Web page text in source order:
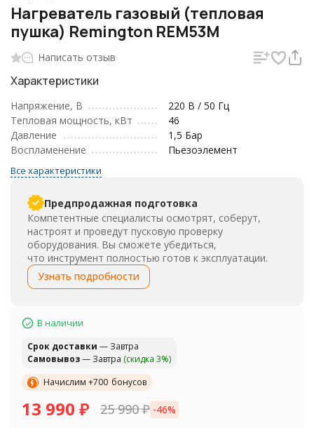
Нагреватель газовый (тепловая
пушка) Remington REM53M
Написать отзыв
Характеристики
Напряжение, В
220 В / 50 Гц
Тепловая мощность, кВт
46
Давление
1,5 Бар
Воспламенение
Пьезоэлемент
Все характеристики
Предпродажная подготовка
Компетентные специалисты осмотрят, соберут,
настроят и проведут пусковую проверку
оборудования. Вы сможете убедиться,
что инструмент полностью готов к эксплуатации.
Узнать подробности
В наличии
Cрок доставки — Завтра
Самовывоз— Завтра (скидка 3%)
Начислим +700 бонусов
13 990 ₽ 25 990₽ -46%